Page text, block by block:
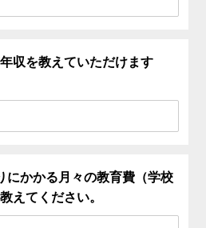
収を教えていただけます
にかかる月々の教育費（学校
えてください。